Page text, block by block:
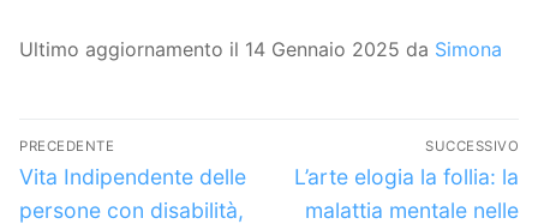
Ultimo aggiornamento il 14 Gennaio 2025 da Simona
Navigazione
articoli
PRECEDENTE
Articolo
precedente:
Vita Indipendente delle
persone con disabilità,
SUCCESSIVO
Articolo
successivo:
L’arte elogia la follia: la
malattia mentale nelle